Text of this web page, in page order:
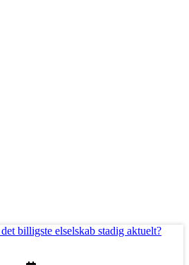
billigste elselskab stadig aktuelt?